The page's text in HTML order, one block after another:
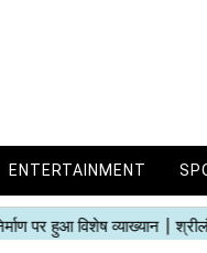
ENTERTAINMENT